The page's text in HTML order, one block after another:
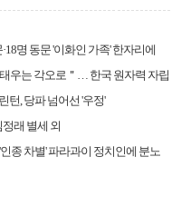
명 동문 '이화인 가족' 한자리에
태우는 각오로＂… 한국 원자력 자립
턴, 당파 넘어선 '우정'
정래 별세 외
종 차별' 파라과이 정치인에 분노